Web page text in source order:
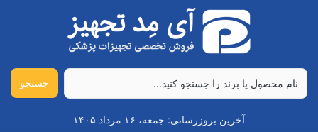
جستجو
آخرین بروزرسانی: جمعه، ۱۶ مرداد ۱۴۰۵